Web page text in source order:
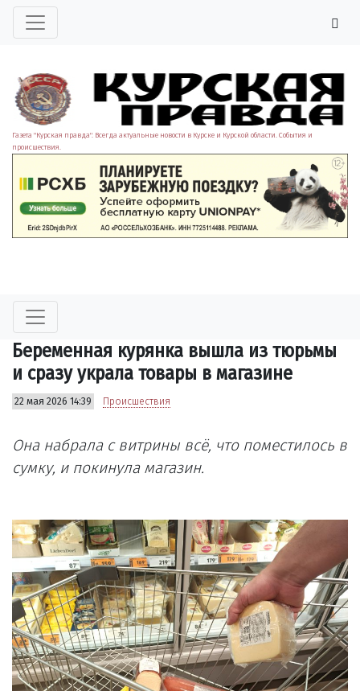
Газета "Курская правда". Всегда актуальные новости в Курске и Курской области. События и
происшествия.
Беременная курянка вышла из тюрьмы
и сразу украла товары в магазине
22 мая 2026 14:39 Происшествия
Она набрала с витрины всё, что поместилось в
сумку, и покинула магазин.